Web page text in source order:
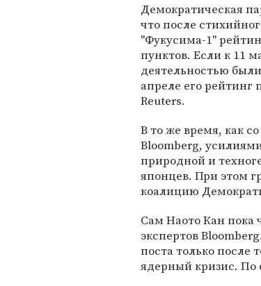
Демократическая
что после
"Фукусима-1"
пунктов. Если к 11
деятельностью
апреле его рейтинг
Reuters.
В то же время, как
Bloomberg,
природной и
японцев. При этом
коалицию
Сам Наото Кан пока
экспертов
поста только после
ядерный кризис. По